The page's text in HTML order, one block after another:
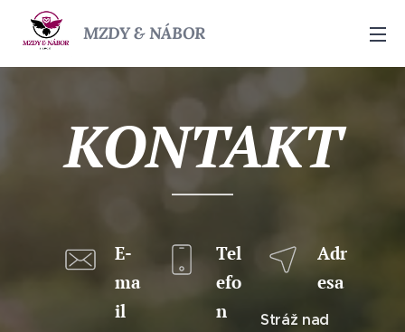
MZDY & NÁBOR
KONTAKT
E-
ma
il
Tel
efo
n
Adr
esa
Stráž nad